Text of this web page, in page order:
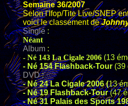
Semaine 36/2007
Selon l'Ifop/Tite Live/SNEP
voici le classement de
Single:
Néant
Album :
-Né 143 La Cigale 2006 (13
- Né 154 Flashback-Tour(39
DVD:
- Né 24 La Cigale 2006(13
-Né 19 Flashback-Tour(47
- Né 31 Palais des Sports